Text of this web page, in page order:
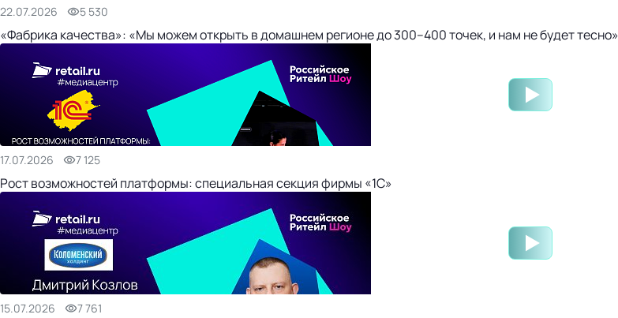
22.07.2026 5 530
«Фабрика качества»: «Мы можем открыть в домашнем регионе до 300–400 точек, и нам не будет тесно»
17.07.2026 7 125
Рост возможностей платформы: специальная секция фирмы «1С»
15.07.2026 7 761